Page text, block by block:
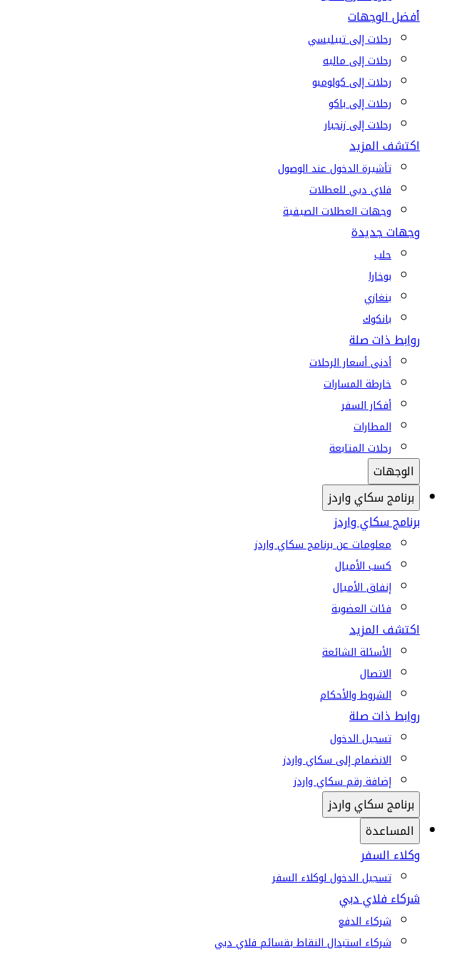
أفضل الوجهات
رحلات إلى تبيليسي
رحلات إلى ماليه
رحلات إلى كولومبو
رحلات إلى باكو
رحلات إلى زنجبار
اكتشف المزيد
تأشيرة الدخول عند الوصول
فلاي دبي للعطلات
وجهات العطلات الصيفية
وجهات جديدة
حلب
بوخارا
بنغازي
بانكوك
روابط ذات صلة
أدنى أسعار الرحلات
خارطة المسارات
أفكار السفر
المطارات
رحلات المتابعة
الوجهات
برنامج سكاي واردز
برنامج سكاي واردز
معلومات عن برنامج سكاي واردز
كسب الأميال
إنفاق الأميال
فئات العضوية
اكتشف المزيد
الأسئلة الشائعة
الاتصال
الشروط والأحكام
روابط ذات صلة
تسجيل الدخول
الانضمام إلى سكاي واردز
إضافة رقم سكاي واردز
برنامج سكاي واردز
المساعدة
وكلاء السفر
تسجيل الدخول لوكلاء السفر
شركاء فلاي دبي
شركاء الدفع
شركاء استبدال النقاط بقسائم فلاي دبي